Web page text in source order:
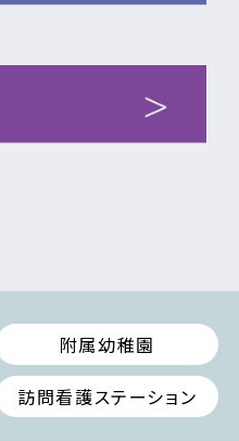
附属幼稚園
訪問看護ステーション